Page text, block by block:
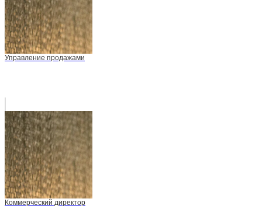
Управление продажами
Коммерческий директор